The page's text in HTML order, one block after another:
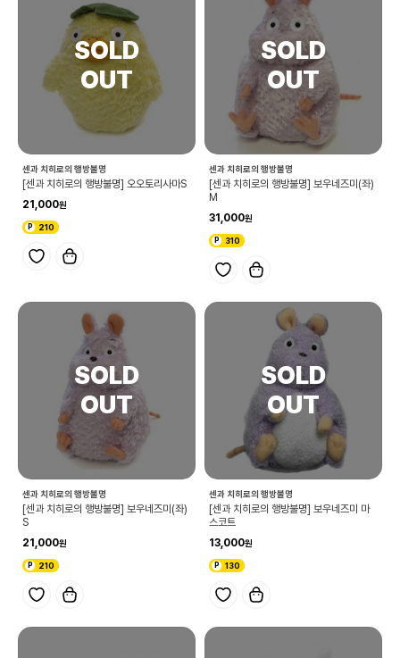
센과 치히로의 행방불명
[센과 치히로의 행방불명] 오오토리사마S
21,000
210
센과 치히로의 행방불명
[센과 치히로의 행방불명] 보우네즈미(좌)
M
31,000
310
센과 치히로의 행방불명
[센과 치히로의 행방불명] 보우네즈미(좌)
S
21,000
210
센과 치히로의 행방불명
[센과 치히로의 행방불명] 보우네즈미 마
스코트
13,000
130